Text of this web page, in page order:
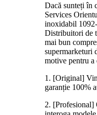
Dacă sunteți în
Services
inoxidabil
Distribuitori de
mai bun
supermarketuri
motive pentru a
1. [Original]
garanție 100%
2. [Profesional]